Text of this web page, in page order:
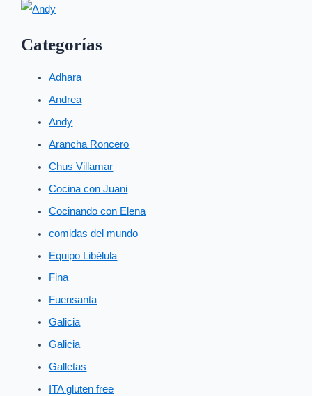
Categorías
Adhara
Andrea
Andy
Arancha Roncero
Chus Villamar
Cocina con Juani
Cocinando con Elena
comidas del mundo
Equipo Libélula
Fina
Fuensanta
Galicia
Galicia
Galletas
ITA gluten free